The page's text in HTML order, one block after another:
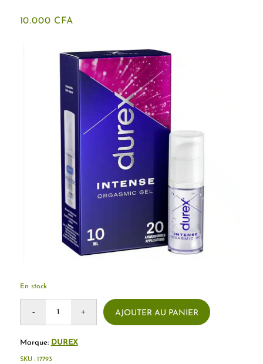
10.000 CFA
En stock
AJOUTER AU PANIER
Marque: DUREX
SKU : 17793